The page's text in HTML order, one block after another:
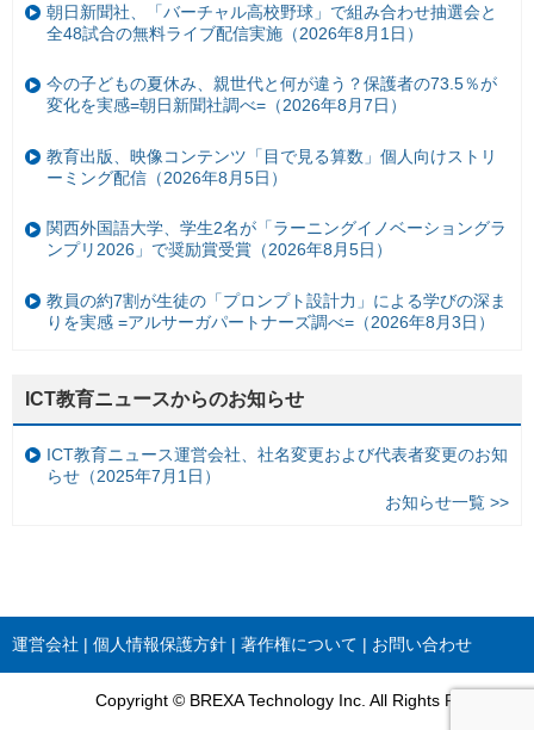
朝日新聞社、「バーチャル高校野球」で組み合わせ抽選会と
全48試合の無料ライブ配信実施（2026年8月1日）
今の子どもの夏休み、親世代と何が違う？保護者の73.5％が
変化を実感=朝日新聞社調べ=（2026年8月7日）
教育出版、映像コンテンツ「目で見る算数」個人向けストリ
ーミング配信（2026年8月5日）
関西外国語大学、学生2名が「ラーニングイノベーショングラ
ンプリ2026」で奨励賞受賞（2026年8月5日）
教員の約7割が生徒の「プロンプト設計力」による学びの深ま
りを実感 =アルサーガパートナーズ調べ=（2026年8月3日）
ICT教育ニュースからのお知らせ
ICT教育ニュース運営会社、社名変更および代表者変更のお知
らせ（2025年7月1日）
お知らせ一覧 >>
運営会社 個人情報保護方針 著作権について お問い合わせ
Copyright © BREXA Technology Inc. All Rights Reserved.